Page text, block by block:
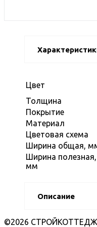
Цвет
Толщина
Покрытие
Материал
Цветовая схема
Ширина общая,
Ширина полезная,
мм
Описание
©2026